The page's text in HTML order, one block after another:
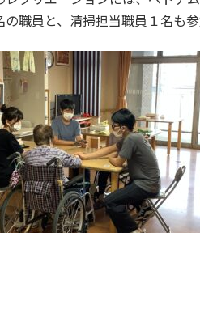
の職員と、清掃担当職員１名も